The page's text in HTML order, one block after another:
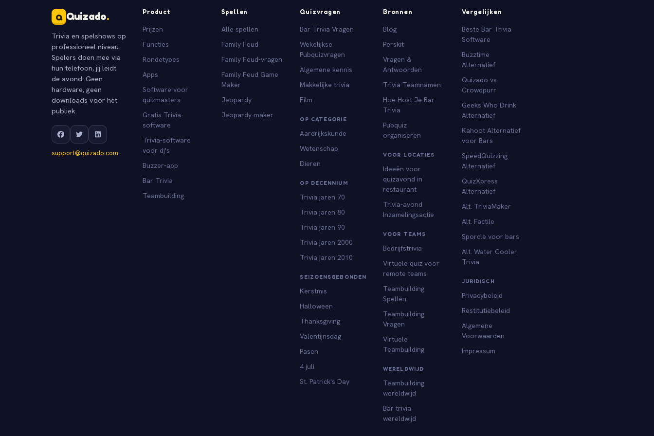
Q Quizado.
Trivia en spelshows op
professioneel niveau.
Spelers doen mee via
hun telefoon, jij leidt
de avond. Geen
hardware, geen
downloads voor het
publiek.
support@quizado.com
Product
Prijzen
Functies
Rondetypes
Apps
Software voor
quizmasters
Gratis Trivia-
software
Trivia-software
voor dj's
Buzzer-app
Bar Trivia
Teambuilding
Spellen
Alle spellen
Family Feud
Family Feud-vragen
Family Feud Game
Maker
Jeopardy
Jeopardy-maker
Quizvragen
Bar Trivia Vragen
Wekelijkse
Pubquizvragen
Algemene kennis
Makkelijke trivia
Film
OP CATEGORIE
Aardrijkskunde
Wetenschap
Dieren
OP DECENNIUM
Trivia jaren 70
Trivia jaren 80
Trivia jaren 90
Trivia jaren 2000
Trivia jaren 2010
SEIZOENSGEBONDEN
Kerstmis
Halloween
Thanksgiving
Valentijnsdag
Pasen
4 juli
St. Patrick's Day
Bronnen
Blog
Perskit
Vragen &
Antwoorden
Trivia Teamnamen
Hoe Host Je Bar
Trivia
Pubquiz
organiseren
VOOR LOCATIES
Ideeën voor
quizavond in
restaurant
Trivia-avond
Inzamelingsactie
VOOR TEAMS
Bedrijfstrivia
Virtuele quiz voor
remote teams
Teambuilding
Spellen
Teambuilding
Vragen
Virtuele
Teambuilding
WERELDWIJD
Teambuilding
wereldwijd
Bar trivia
wereldwijd
Vergelijken
Beste Bar Trivia
Software
Buzztime
Alternatief
Quizado vs
Crowdpurr
Geeks Who Drink
Alternatief
Kahoot Alternatief
voor Bars
SpeedQuizzing
Alternatief
QuizXpress
Alternatief
Alt. TriviaMaker
Alt. Factile
Sporcle voor bars
Alt. Water Cooler
Trivia
JURIDISCH
Privacybeleid
Restitutiebeleid
Algemene
Voorwaarden
Impressum